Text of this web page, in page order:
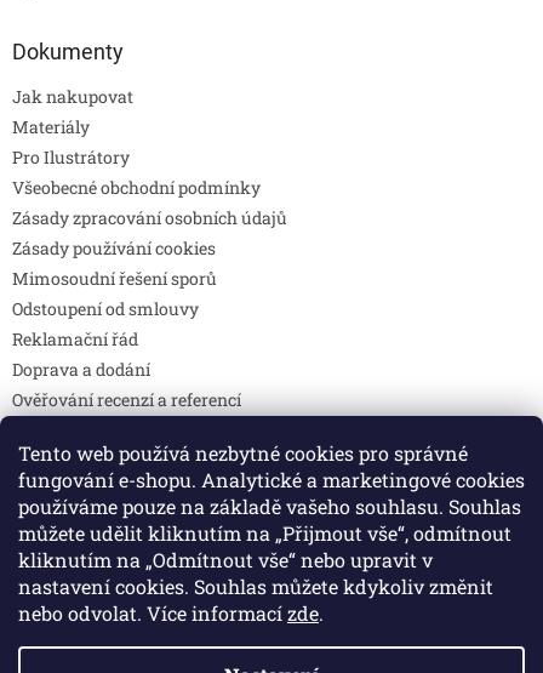
Tento web používá nezbytné cookies pro správné
fungování e-shopu. Analytické a marketingové cookies
používáme pouze na základě vašeho souhlasu. Souhlas
můžete udělit kliknutím na „Přijmout vše“, odmítnout
kliknutím na „Odmítnout vše“ nebo upravit v
nastavení cookies. Souhlas můžete kdykoliv změnit
nebo odvolat. Více informacízde.
Dokumenty
Jak nakupovat
Materiály
Pro Ilustrátory
Všeobecné obchodní podmínky
Zásady zpracování osobních údajů
Zásady používání cookies
Mimosoudní řešení sporů
Odstoupení od smlouvy
Reklamační řád
Doprava a dodání
Ověřování recenzí a referencí
Prohlášení o shodě
Způsoby platby
DOTAZY
Kontakty